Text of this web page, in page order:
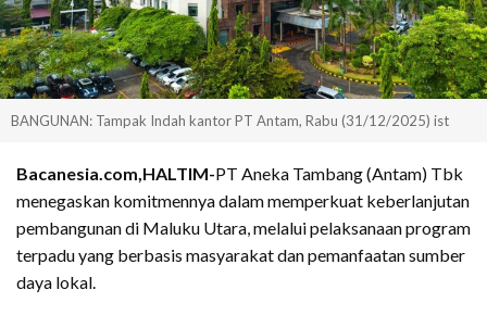
BANGUNAN: Tampak Indah kantor PT Antam, Rabu (31/12/2025) ist
Bacanesia.com,HALTIM-PT Aneka Tambang (Antam) Tbk
menegaskan komitmennya dalam memperkuat keberlanjutan
pembangunan di Maluku Utara, melalui pelaksanaan program
terpadu yang berbasis masyarakat dan pemanfaatan sumber
daya lokal.